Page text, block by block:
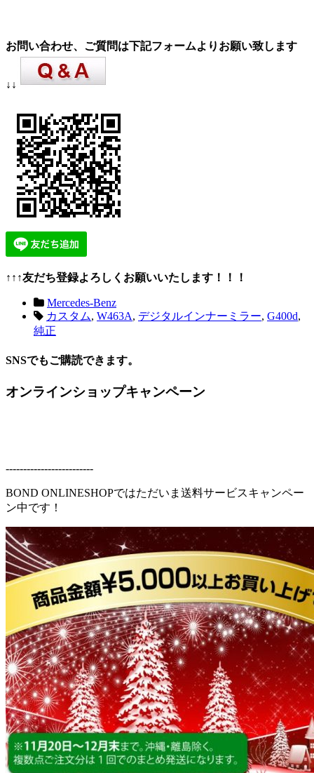
お問い合わせ、ご質問は下記フォームよりお願い致します
↓↓
↑↑↑友だち登録よろしくお願いいたします！！！
Mercedes-Benz
カスタム, W463A, デジタルインナーミラー, G400d,
純正
SNSでもご購読できます。
オンラインショップキャンペーン
-------------------------
BOND ONLINESHOPではただいま送料サービスキャンペー
ン中です！